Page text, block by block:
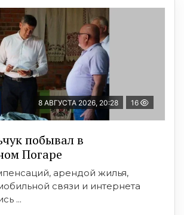
8 АВГУСТА 2026, 20:28 16
побывал в
Погаре
арендой жилья,
связи и интернета
...